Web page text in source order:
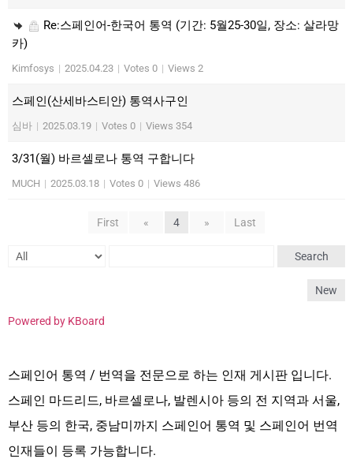
Re:스페인어-한국어 통역 (기간: 5월25-30일, 장소: 살라망
카)
Kimfosys | 2025.04.23 | Votes 0 | Views 2
스페인(산세바스티안) 통역사구인
심바 | 2025.03.19 | Votes 0 | Views 354
3/31(월) 바르셀로나 통역 구합니다
MUCH | 2025.03.18 | Votes 0 | Views 486
First « 4 » Last
Search
New
Powered by KBoard
스페인어 통역 / 번역을 전문으로 하는 인재 게시판 입니다.
스페인 마드리드, 바르셀로나, 발렌시아 등의 전 지역과 서울,
부산 등의 한국, 중남미까지 스페인어 통역 및 스페인어 번역
인재들이 등록 가능합니다.